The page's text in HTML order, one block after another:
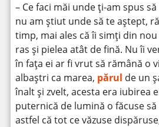
– Ce faci măi unde ți-am spus
nu am știut unde să te aștept,
timp, mai ales că îi simți din
ras și pielea atât de fină. Nu îi
în fața ei ar fi vrut să rămână o
albaștri ca marea, părul de un
înalt și zvelt, acesta era iubirea
puternică de lumină o făcuse să
astfel că tot ce văzuse